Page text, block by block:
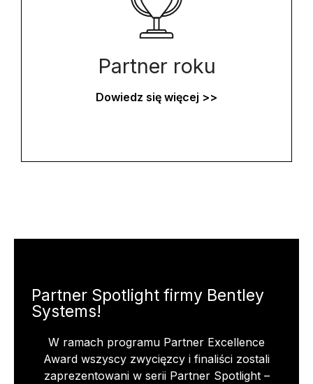
Partner roku
Dowiedz się więcej >>
przyznawane partnerowi, który odnotował
znaczny wzrost bazy klientów lub przyczynił się
do wzrostu przychodów. Nominowani partnerzy
powinni być w stanie wykazać się
zaangażowaniem w pracę lokalnego zespołu
firmy Bentley, a także innowacyjnością,
zróżnicowaniem konkurencyjnym oraz wartością i
Partner Spotlight firmy Bentley
Systems!
W ramach programu Partner Excellence
Award wszyscy zwycięzcy i finaliści zostali
zaprezentowani w serii Partner Spotlight –